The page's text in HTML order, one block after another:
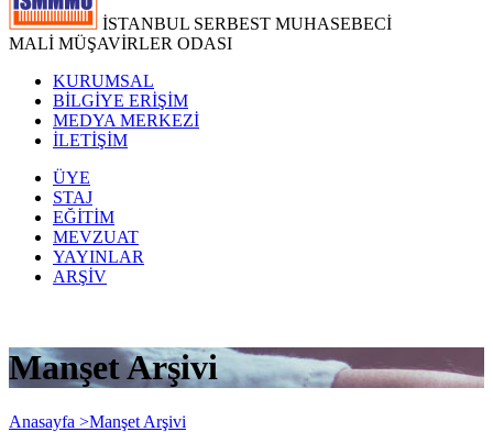
İSTANBUL SERBEST MUHASEBECİ
MALİ MÜŞAVİRLER ODASI
KURUMSAL
BİLGİYE ERİŞİM
MEDYA MERKEZİ
İLETİŞİM
ÜYE
STAJ
EĞİTİM
MEVZUAT
YAYINLAR
ARŞİV
Manşet Arşivi
Anasayfa >Manşet Arşivi